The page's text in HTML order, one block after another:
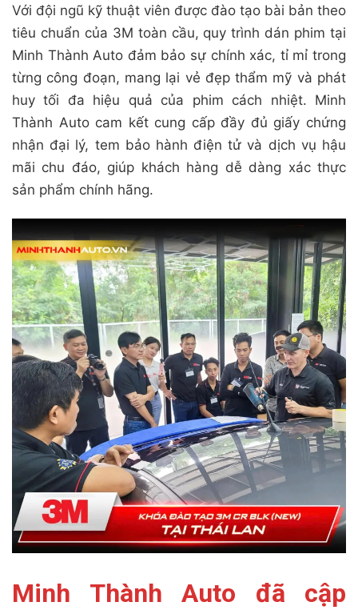
Với đội ngũ kỹ thuật viên được đào tạo bài bản theo
tiêu chuẩn của 3M toàn cầu, quy trình dán phim tại
Minh Thành Auto đảm bảo sự chính xác, tỉ mỉ trong
từng công đoạn, mang lại vẻ đẹp thẩm mỹ và phát
huy tối đa hiệu quả của phim cách nhiệt. Minh
Thành Auto cam kết cung cấp đầy đủ giấy chứng
nhận đại lý, tem bảo hành điện tử và dịch vụ hậu
mãi chu đáo, giúp khách hàng dễ dàng xác thực
sản phẩm chính hãng.
Minh Thành Auto đã cập